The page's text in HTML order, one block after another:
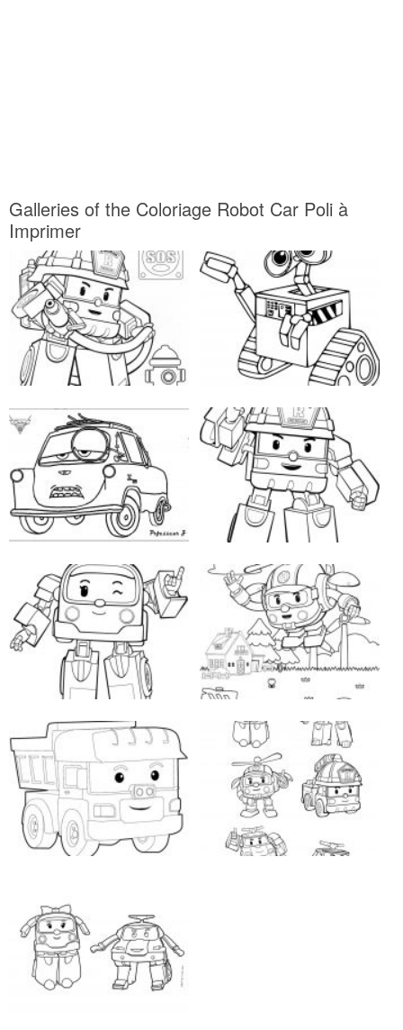
Galleries of the Coloriage Robot Car Poli à
Imprimer